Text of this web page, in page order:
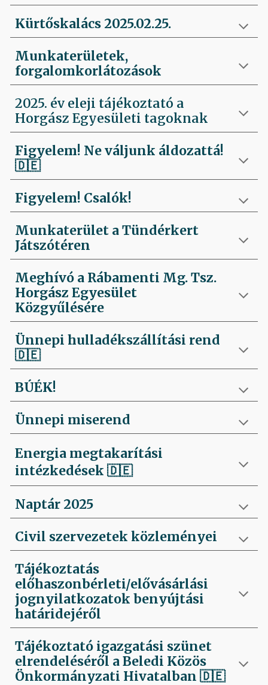
Kürtőskalács 2025.02.25.
Munkaterületek,
forgalomkorlátozások
2025. év eleji tájékoztató a
Horgász Egyesületi tagoknak
Figyelem! Ne váljunk áldozattá!
🇩🇪
Figyelem! Csalók!
Munkaterület a Tündérkert
Játszótéren
Meghívó a Rábamenti Mg. Tsz.
Horgász Egyesület
Közgyűlésére
Ünnepi hulladékszállítási rend
🇩🇪
BÚÉK!
Ünnepi miserend
Energia megtakarítási
intézkedések🇩🇪
Naptár 2025
Civil szervezetek közleményei
Tájékoztatás
előhaszonbérleti/elővásárlási
jognyilatkozatok benyújtási
határidejéről
Tájékoztató igazgatási szünet
elrendeléséről a Beledi Közös
Önkormányzati Hivatalban🇩🇪